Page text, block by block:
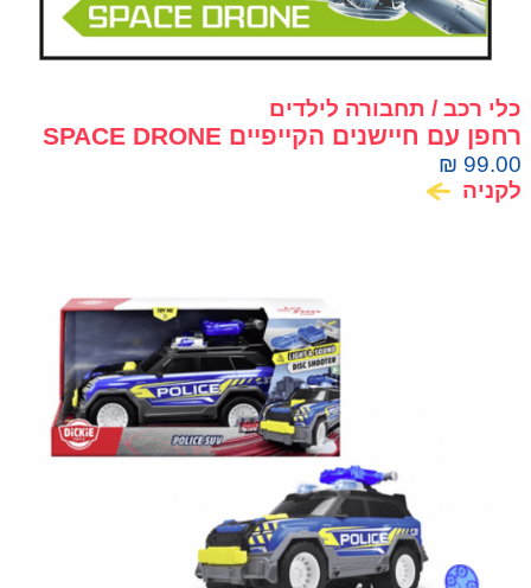
כלי רכב / תחבורה לילדים
רחפן עם חיישנים הקייפיים SPACE DRONE
₪ 99.00
לקניה